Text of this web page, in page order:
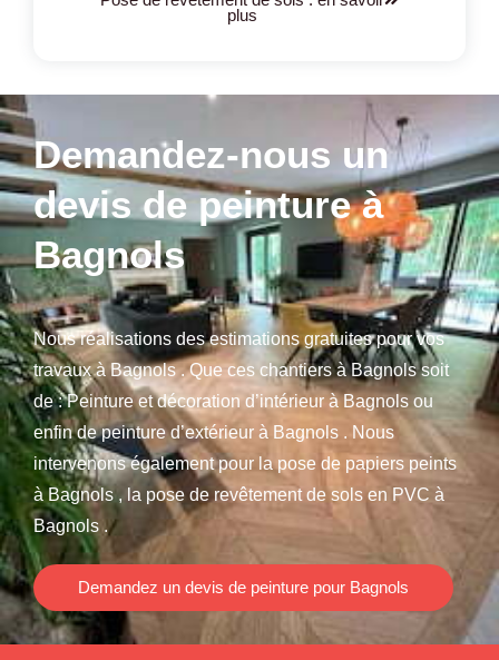
plus
Demandez-nous un
devis de peinture à
Bagnols
Nous réalisations des estimations gratuites pour vos
travaux à Bagnols . Que ces chantiers à Bagnols soit
de : Peinture et décoration d’intérieur à Bagnols ou
enfin de peinture d’extérieur à Bagnols . Nous
intervenons également pour la pose de papiers peints
à Bagnols , la pose de revêtement de sols en PVC à
Bagnols .
Demandez un devis de peinture pour Bagnols